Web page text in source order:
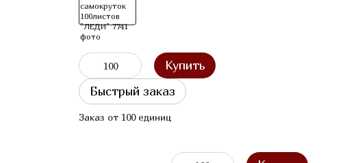
Купить
Быстрый заказ
Заказ от 100 единиц